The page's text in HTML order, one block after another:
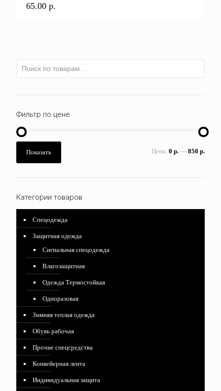
65.00 р.
Фильтр по цене
Показать Цена: 0 р. — 850 р.
Категории товаров
Спецодежда
Защитная одежда
Сигнальная спецодежда
Влагозащитная
Одежда Термостойкая
Одноразовая
Зимняя теплая одежда
Обувь рабочая
Прочие спецсредства
Конвейерная лента
Индивидуальная защита